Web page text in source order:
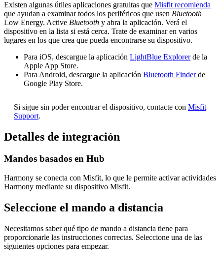
Existen algunas útiles aplicaciones gratuitas que Misfit recomienda
que ayudan a examinar todos los periféricos que usen Bluetooth
Low Energy. Active Bluetooth y abra la aplicación. Verá el
dispositivo en la lista si está cerca. Trate de examinar en varios
lugares en los que crea que pueda encontrarse su dispositivo.
Para iOS, descargue la aplicación LightBlue Explorerde la
Apple App Store.
Para Android, descargue la aplicación Bluetooth Finderde
Google Play Store.
Si sigue sin poder encontrar el dispositivo, contacte con Misfit
Support.
Detalles de integración
Mandos basados en Hub
Harmony se conecta con Misfit, lo que le permite activar actividades
Harmony mediante su dispositivo Misfit.
Seleccione el mando a distancia
Necesitamos saber qué tipo de mando a distancia tiene para
proporcionarle las instrucciones correctas. Seleccione una de las
siguientes opciones para empezar.